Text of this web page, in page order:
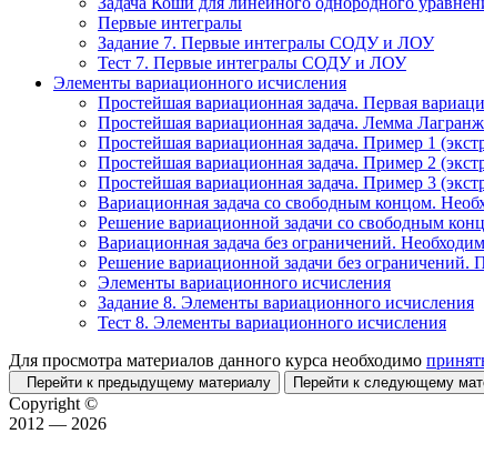
Первые интегралы
Задание 7. Первые интегралы СОДУ и ЛОУ
Тест 7. Первые интегралы СОДУ и ЛОУ
Элементы вариационного исчисления
Простейшая вариационная задача. Первая
Простейшая вариационная задача. Лемма
Простейшая вариационная задача. Пример 1
Простейшая вариационная задача. Пример 2
Простейшая вариационная задача. Пример 3
Вариационная задача со свободным концом.
Решение вариационной задачи со свободным
Вариационная задача без ограничений.
Решение вариационной задачи без ограничений.
Элементы вариационного исчисления
Задание 8. Элементы вариационного исчисления
Тест 8. Элементы вариационного исчисления
Для просмотра материалов данного курса необходимо
Перейти к предыдущему материалу Перейти к следующему
Copyright ©
2012 — 2026